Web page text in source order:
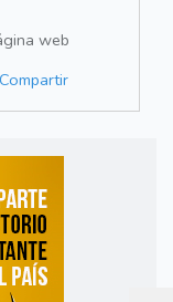
web
Compartir